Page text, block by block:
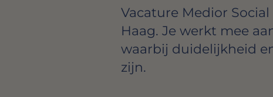
Vacature Medior
Haag. Je werkt mee
waarbij duidelijkheid
zijn.